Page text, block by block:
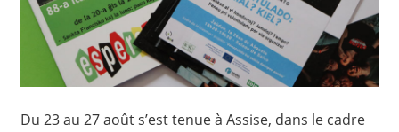
Du 23 au 27 août s’est tenue à Assise, dans le cadre